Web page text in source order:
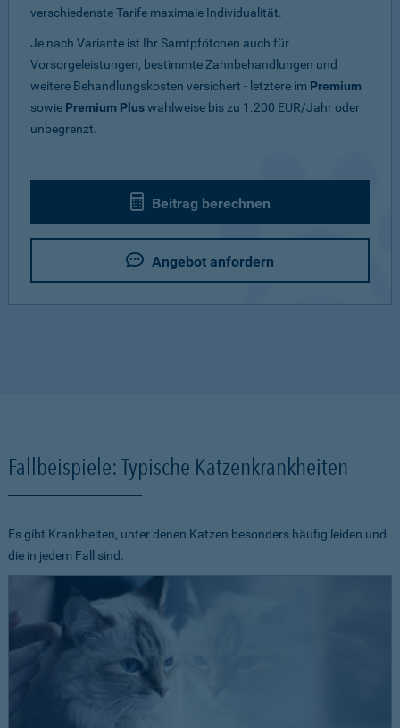
verschiedenste Tarife maximale Individualität.
Je nach Variante ist Ihr Samtpfötchen auch für
Vorsorgeleistungen, bestimmte Zahnbehandlungen und
weitere Behandlungskosten versichert - letztere im Premium
sowie Premium Pluswahlweise bis zu 1.200 EUR/Jahr oder
unbegrenzt.
Beitrag berechnen
Angebot anfordern
Fallbeispiele: Typische Katzenkrankheiten
Es gibt Krankheiten, unter denen Katzen besonders häufig leiden und
die in jedem Fall sind.